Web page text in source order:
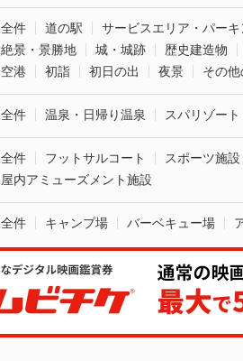
全件 道の駅 サービスエリア・パー
絶景・景勝地
城・城跡 歴史建造物
空港
初詣 初日の出 夜景 その
全件 温泉・日帰り温泉 スパリゾート
全件 フットサルコート スポーツ施
屋内アミューズメント施設
全件 キャンプ場 バーベキュー場